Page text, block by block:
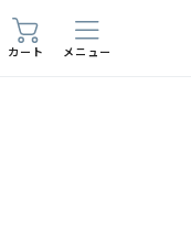
カート メニュー